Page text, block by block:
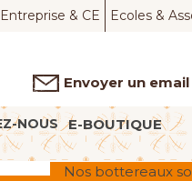
Entreprise & CE Ecoles &
Envoyer un email
NOUS E-BOUTIQUE
Nos bottereaux